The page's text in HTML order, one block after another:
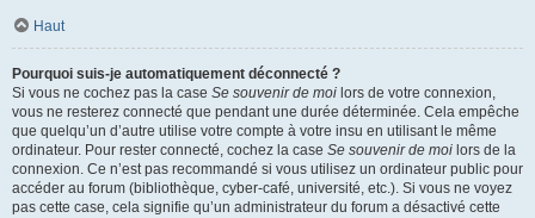
Haut
Pourquoi suis-je automatiquement déconnecté ?
Si vous ne cochez pas la case Se souvenir de moi lors de votre connexion,
vous ne resterez connecté que pendant une durée déterminée. Cela empêche
que quelqu’un d’autre utilise votre compte à votre insu en utilisant le même
ordinateur. Pour rester connecté, cochez la case Se souvenir de moi lors de la
connexion. Ce n’est pas recommandé si vous utilisez un ordinateur public pour
accéder au forum (bibliothèque, cyber-café, université, etc.). Si vous ne voyez
pas cette case, cela signifie qu’un administrateur du forum a désactivé cette